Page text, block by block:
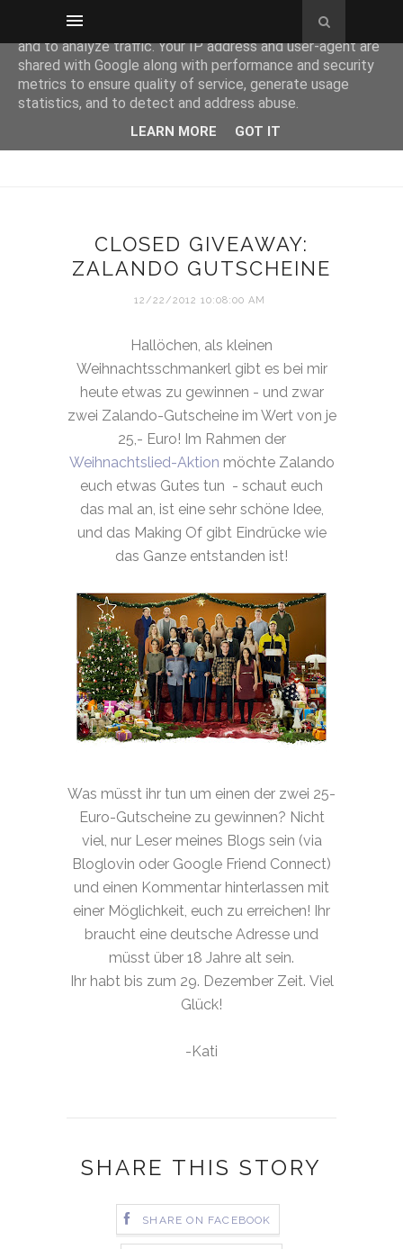
CLOSED GIVEAWAY:
ZALANDO GUTSCHEINE
12/22/2012 10:08:00 AM
Hallöchen, als kleinen
Weihnachtsschmankerl gibt es bei mir
heute etwas zu gewinnen - und zwar
zwei Zalando-Gutscheine im Wert von je
25,- Euro! Im Rahmen der
Weihnachtslied-Aktion möchte Zalando
euch etwas Gutes tun - schaut euch
das mal an, ist eine sehr schöne Idee,
und das Making Of gibt Eindrücke wie
das Ganze entstanden ist!
Was müsst ihr tun um einen der zwei 25-
Euro-Gutscheine zu gewinnen? Nicht
viel, nur Leser meines Blogs sein (via
Bloglovin oder Google Friend Connect)
und einen Kommentar hinterlassen mit
einer Möglichkeit, euch zu erreichen! Ihr
braucht eine deutsche Adresse und
müsst über 18 Jahre alt sein.
Ihr habt bis zum 29. Dezember Zeit. Viel
Glück!
-Kati
SHARE THIS STORY
SHARE ON FACEBOOK
This site uses cookies from Google to deliver its services
and to analyze traffic. Your IP address and user-agent are
shared with Google along with performance and security
metrics to ensure quality of service, generate usage
statistics, and to detect and address abuse.
LEARN MORE GOT IT